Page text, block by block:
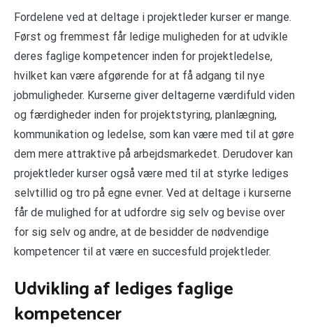
Fordelene ved at deltage i projektleder kurser er mange.
Først og fremmest får ledige muligheden for at udvikle
deres faglige kompetencer inden for projektledelse,
hvilket kan være afgørende for at få adgang til nye
jobmuligheder. Kurserne giver deltagerne værdifuld viden
og færdigheder inden for projektstyring, planlægning,
kommunikation og ledelse, som kan være med til at gøre
dem mere attraktive på arbejdsmarkedet. Derudover kan
projektleder kurser også være med til at styrke lediges
selvtillid og tro på egne evner. Ved at deltage i kurserne
får de mulighed for at udfordre sig selv og bevise over
for sig selv og andre, at de besidder de nødvendige
kompetencer til at være en succesfuld projektleder.
Udvikling af lediges faglige
kompetencer